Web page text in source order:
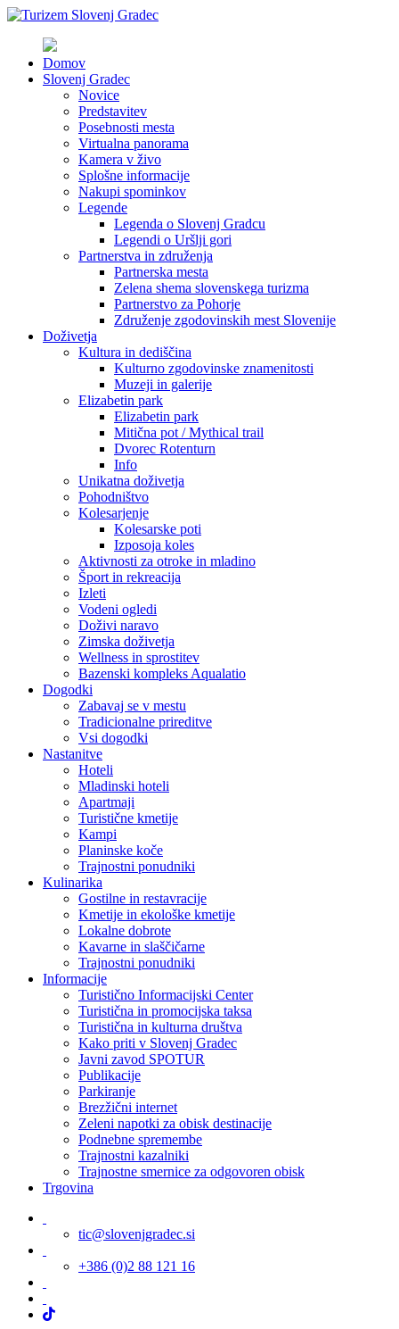
Domov
Slovenj Gradec
Novice
Predstavitev
Posebnosti mesta
Virtualna panorama
Kamera v živo
Splošne informacije
Nakupi spominkov
Legende
Legenda o Slovenj Gradcu
Legendi o Uršlji gori
Partnerstva in združenja
Partnerska mesta
Zelena shema slovenskega turizma
Partnerstvo za Pohorje
Združenje zgodovinskih mest Slovenije
Doživetja
Kultura in dediščina
Kulturno zgodovinske znamenitosti
Muzeji in galerije
Elizabetin park
Elizabetin park
Mitična pot / Mythical trail
Dvorec Rotenturn
Info
Unikatna doživetja
Pohodništvo
Kolesarjenje
Kolesarske poti
Izposoja koles
Aktivnosti za otroke in mladino
Šport in rekreacija
Izleti
Vodeni ogledi
Doživi naravo
Zimska doživetja
Wellness in sprostitev
Bazenski kompleks Aqualatio
Dogodki
Zabavaj se v mestu
Tradicionalne prireditve
Vsi dogodki
Nastanitve
Hoteli
Mladinski hoteli
Apartmaji
Turistične kmetije
Kampi
Planinske koče
Trajnostni ponudniki
Kulinarika
Gostilne in restavracije
Kmetije in ekološke kmetije
Lokalne dobrote
Kavarne in slaščičarne
Trajnostni ponudniki
Informacije
Turistično Informacijski Center
Turistična in promocijska taksa
Turistična in kulturna društva
Kako priti v Slovenj Gradec
Javni zavod SPOTUR
Publikacije
Parkiranje
Brezžični internet
Zeleni napotki za obisk destinacije
Podnebne spremembe
Trajnostni kazalniki
Trajnostne smernice za odgovoren obisk
Trgovina
tic@slovenjgradec.si
+386 (0)2 88 121 16